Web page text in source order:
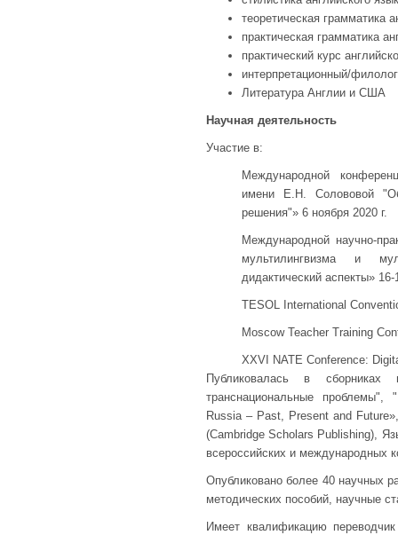
теоретическая грамматика
практическая грамматика
практический курс
интерпретационный/
Литература Англии и США
Научная деятельность
Участие в:
Международной
имени Е.Н. Солововой
решения"» 6 ноября 2020 г.
Международной научно-
мультилингвизма и
дидактический аспекты» 16-
TESOL International
Moscow Teacher Training
XXVI NATE Conference:
Публиковалась в
транснациональные проблемы",
Russia – Past, Present and
(Cambridge Scholars Publishing),
всероссийских и международных
Опубликовано более 40 научных
методических пособий, научные
Имеет квалификацию